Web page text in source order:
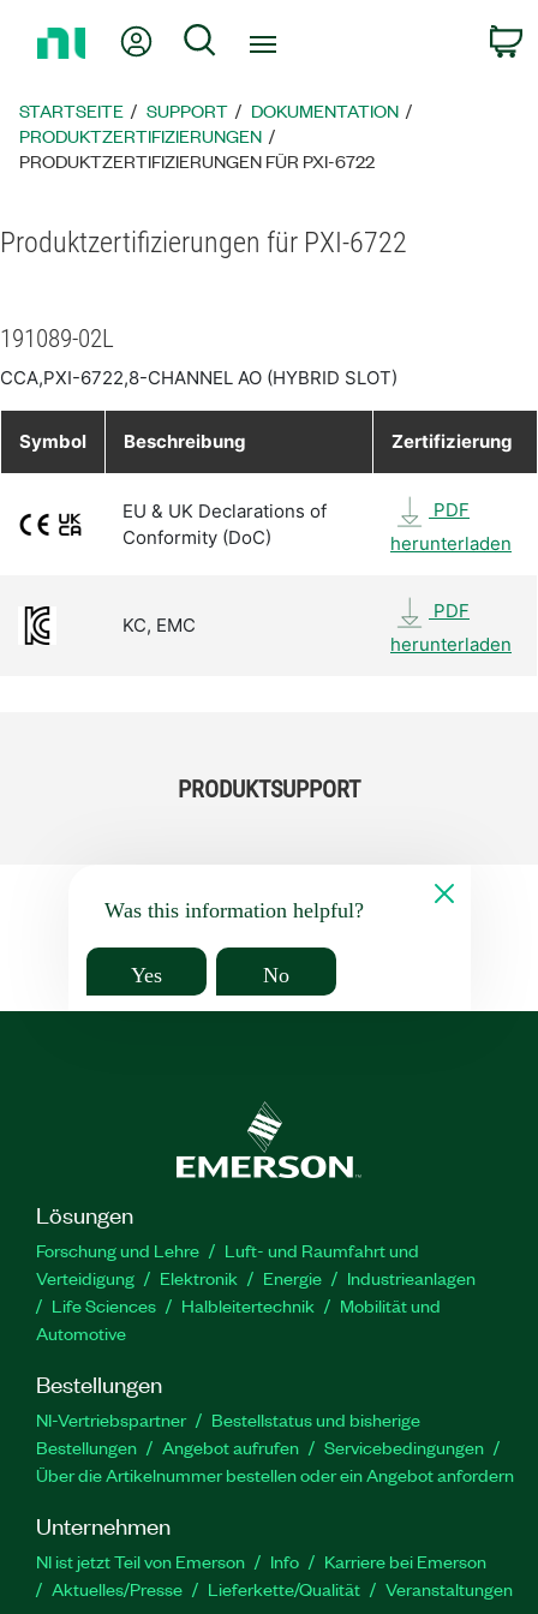
zur
Mein KontoSuche
STARTSEITE SUPPORT
DOKUMENTATION
PRODUKTZERTIFIZIERUNGEN
PRODUKTZERTIFIZIERUNGEN FÜR PXI-6722
Produktzertifizierungen für PXI-6722
191089-02L
CCA,PXI-6722,8-CHANNEL AO (HYBRID SLOT)
Symbol Beschreibung Zertifizierung
EU & UK Declarations of
Conformity (DoC)
PDF
herunterladen
KC, EMC
PDF
herunterladen
PRODUKTSUPPORT
Was this information helpful?
Yes No
Lösungen
Forschung und Lehre
Luft- und Raumfahrt und
Verteidigung
Elektronik Energie
Industrieanlagen
Life Sciences
Halbleitertechnik
Mobilität und
Automotive
Bestellungen
NI-Vertriebspartner
Bestellstatus und bisherige
Bestellungen
Angebot aufrufen
Servicebedingungen
Über die Artikelnummer bestellen oder ein Angebot anfordern
Unternehmen
NI ist jetzt Teil von Emerson Info
Karriere bei Emerson
Aktuelles/Presse
Lieferkette/Qualität Veranstaltungen